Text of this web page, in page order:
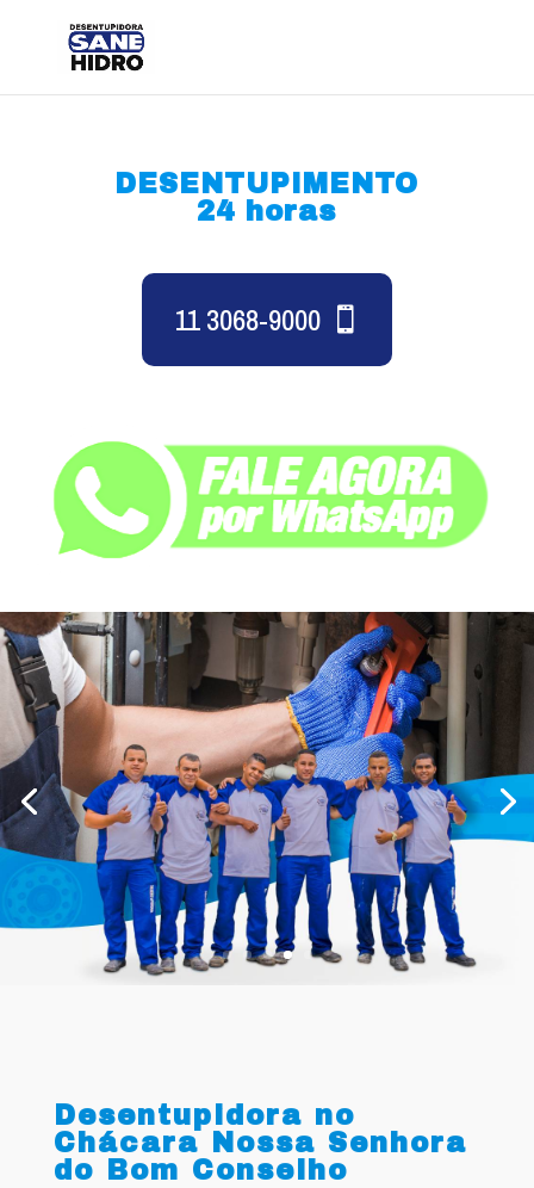
DESENTUPIMENTO
24 horas
11 3068-9000
Desentupidora no
Chácara Nossa Senhora
do Bom Conselho